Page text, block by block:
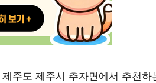
제주도 제주시 추자면에서 추천하